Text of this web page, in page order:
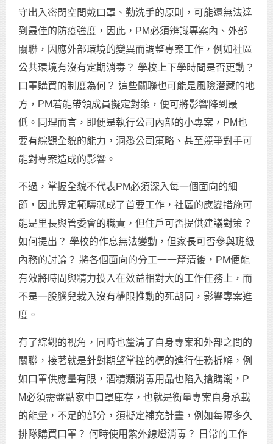
守出入密閉空間戴口罩、勤洗手的原則，可能還無法達
到最佳的防疫強度，因此，PM必須辨識專案內、外部
關聯，因應外部環境的變異而調整專案工作，例如社區
公共環境有沒有定期消毒？ 學校上下學時間是否更動？
口罩購買的制度為何？ 這些關聯也可能是風險潛藏的地
方，PM若能帶領成員擬定對策，便可將影響降到最
低。同理而言，即便是執行公司內部的小專案，PM也
要有綜觀全貌的能力，洞悉公司策略、甚至競爭對手可
能對專案造成的影響。
不過，掌握全貌不代表PM必須深入每一個面向的細
節，因此界定範疇就成了首要工作，社區的應變措施可
能是里長與管委會的職責，但住戶可否提供建議對策？
如何提出？ 學校的作息無法變動，但家長可否參與班級
內務的討論？ 將各個面向的分工一一釐清後，PM便能
有效將時間與精力投入在效益相對大的工作任務上，而
不是一股腦兒栽入沒有權限推動的死胡同，影響專案進
度。
有了綜觀的視角，同時也釐清了自身專案和外部之間的
關聯，接著就是針對期望掌控的標的進行任務拆解，例
如口罩供應量有限，酒精類消毒用品也陷入搶購潮，P
M必須需盤點家中口罩庫存，也就是衡量專案自身承載
的能量，不足的部分，須擬定補充計畫，例如每隔多久
排隊購買口罩？ 何時使用紫外線燈消毒？ 日常的工作